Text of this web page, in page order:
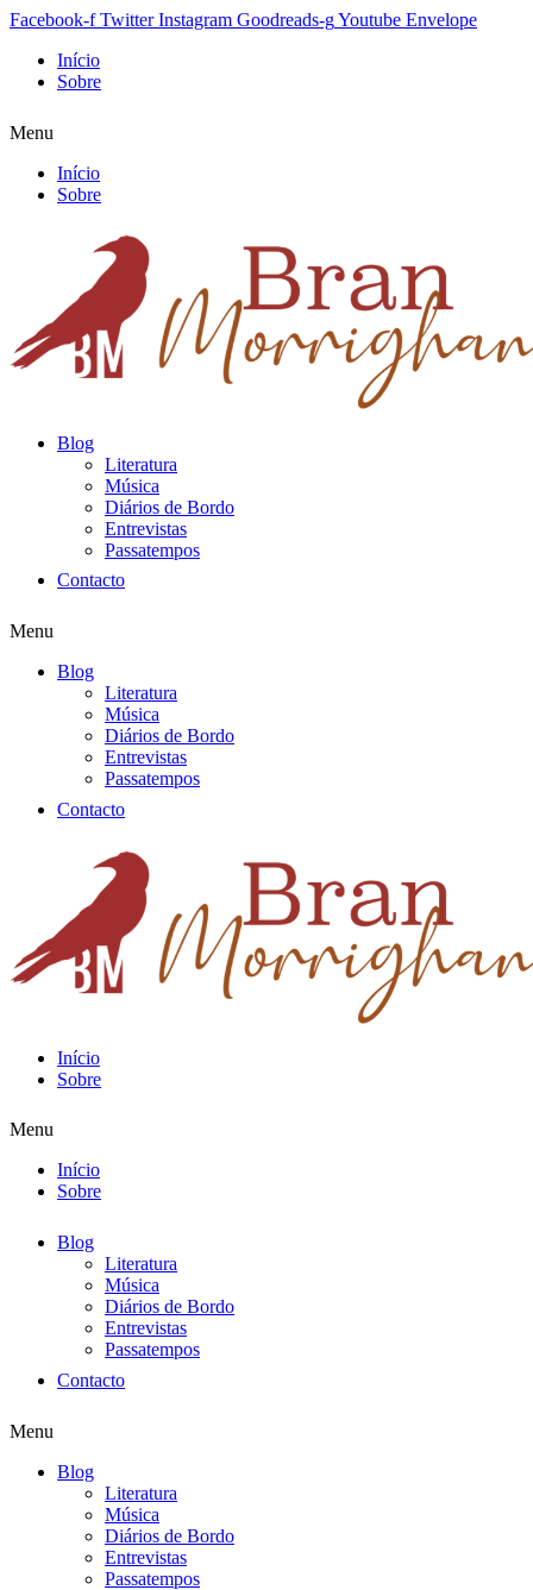
Facebook-f Twitter Instagram Goodreads-gYoutube Envelope
Início
Sobre
Menu
Início
Sobre
Blog
Literatura
Música
Diários de Bordo
Entrevistas
Passatempos
Contacto
Menu
Blog
Literatura
Música
Diários de Bordo
Entrevistas
Passatempos
Contacto
Início
Sobre
Menu
Início
Sobre
Blog
Literatura
Música
Diários de Bordo
Entrevistas
Passatempos
Contacto
Menu
Blog
Literatura
Música
Diários de Bordo
Entrevistas
Passatempos